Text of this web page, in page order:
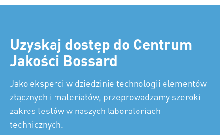
Uzyskaj dostęp do Centrum
Jakości Bossard
Jako eksperci w dziedzinie technologii elementów
złącznych i materiałów, przeprowadzamy szeroki
zakres testów w naszych laboratoriach
technicznych.